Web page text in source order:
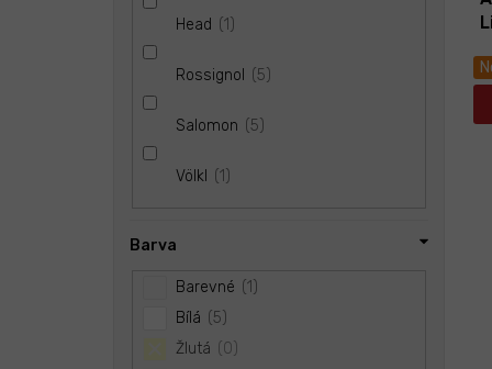
Head 1
Rossignol 5
Salomon 5
Völkl 1
Barva
Barevné
1
Bílá
5
Žlutá
0